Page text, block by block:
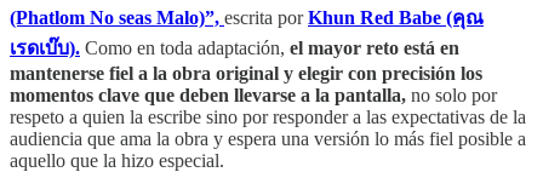
(Phatlom No seas Malo)”, escrita porKhun Red Babe (คุณ
เรดเบ๊บ). Como en toda adaptación, el mayor reto está en
mantenerse fiel a la obra original y elegir con precisión los
momentos clave que deben llevarse a la pantalla, no solo por
respeto a quien la escribe sino por responder a las expectativas de la
audiencia que ama la obra y espera una versión lo más fiel posible a
aquello que la hizo especial.